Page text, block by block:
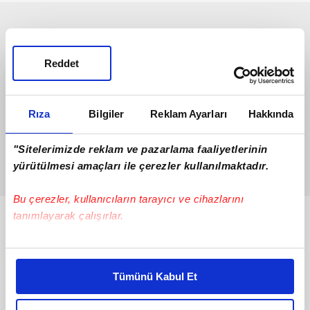
Rıza Bilgiler Reklam Ayarları Hakkında
"Sitelerimizde reklam ve pazarlama faaliyetlerinin
yürütülmesi amaçları ile çerezler kullanılmaktadır.
Bu çerezler, kullanıcıların tarayıcı ve cihazlarını
tanımlayarak çalışırlar.
Bu çerezlere izin vermeniz halinde sizlere özel
daha iyi reklam deneyimi yaşatabiliriz. Bunu yaparken
amacımızın size daha iyi bir reklam deneyimi sunmak
Tümünü Kabul Et
Reddet
Bunlar da Var